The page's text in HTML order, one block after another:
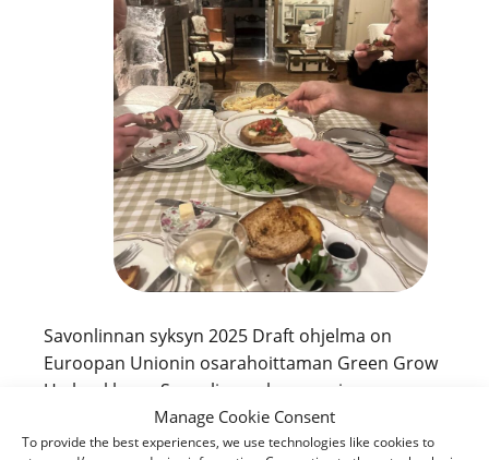
Manage Cookie Consent
To provide the best experiences, we use technologies like cookies to
Savonlinnan syksyn 2025 Draft ohjelma on
Euroopan Unionin osarahoittaman Green Grow
Up hankkeen, Savonlinnan kaupungin
yrityspalveluiden, Kaakkois-Suomen
ammattikorkeakoulun, ammattiopisto Samiedun